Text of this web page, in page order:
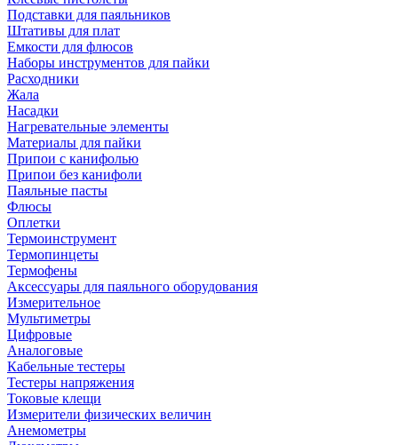
Подставки для паяльников
Штативы для плат
Емкости для флюсов
Наборы инструментов для пайки
Расходники
Жала
Насадки
Нагревательные элементы
Материалы для пайки
Припои с канифолью
Припои без канифоли
Паяльные пасты
Флюсы
Оплетки
Термоинструмент
Термопинцеты
Термофены
Аксессуары для паяльного оборудования
Измерительное
Мультиметры
Цифровые
Аналоговые
Кабельные тестеры
Тестеры напряжения
Токовые клещи
Измерители физических величин
Анемометры